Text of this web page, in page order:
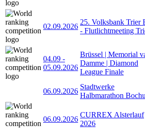
02.09.2026
25. Volksbank Trier
- Flutlichtmeeting
04.09 -
05.09.2026
Brüssel | Memorial
Damme | Diamond
League Finale
06.09.2026
Stadtwerke
Halbmarathon
06.09.2026
CURREX Alsterlauf
2026